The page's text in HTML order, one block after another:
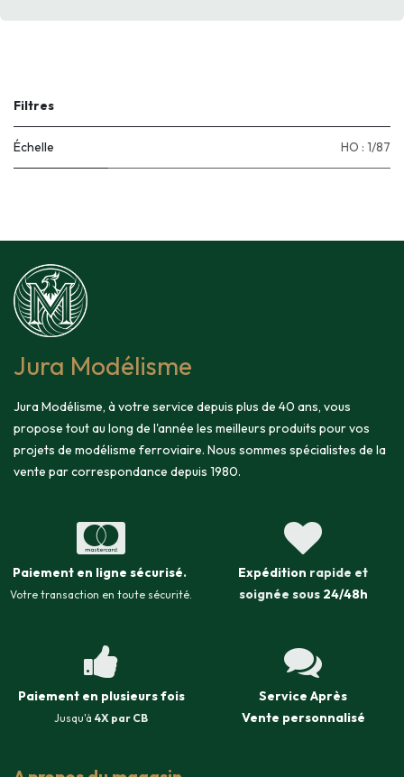
Filtres
Échelle HO : 1/87
Jura Modélisme
Jura Modélisme, à votre service depuis plus de 40 ans, vous
propose tout au long de l'année les meilleurs produits pour vos
projets de modélisme ferroviaire. Nous sommes spécialistes de la
vente par correspondance depuis 1980.
Paiement en ligne sécurisé.
Votre transaction en toute sécurité.
Expédition rapide et
soignée sous 24/48h
Paiement en plusieurs fois
Jusqu'à 4X par CB
Service Après
Vente personnalisé